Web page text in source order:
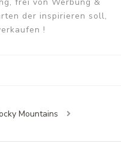
der inspirieren soll,
!
Mountains